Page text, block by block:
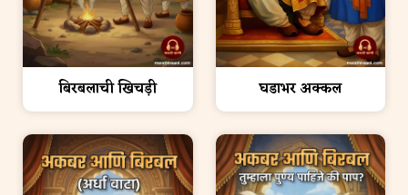
बिरबलाची खिचड़ी घडाभर अक्कल